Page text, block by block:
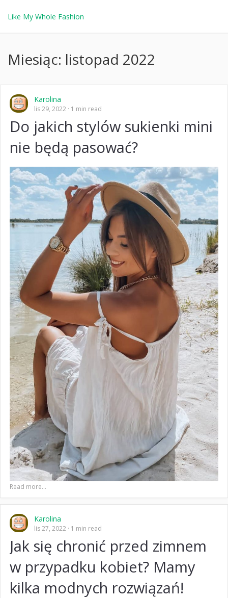
Like My Whole Fashion
Miesiąc: listopad 2022
Karolina
lis 29, 2022 1 min read
Do jakich stylów sukienki mini
nie będą pasować?
Read more...
Karolina
lis 27, 2022 1 min read
Jak się chronić przed zimnem
w przypadku kobiet? Mamy
kilka modnych rozwiązań!